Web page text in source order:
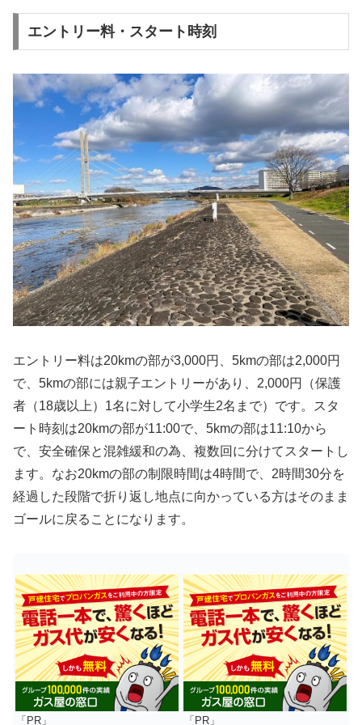
エントリー料・スタート時刻
エントリー料は20kmの部が3,000円、5kmの部は2,000円
で、5kmの部には親子エントリーがあり、2,000円（保護
者（18歳以上）1名に対して小学生2名まで）です。スタ
ート時刻は20kmの部が11:00で、5kmの部は11:10から
で、安全確保と混雑緩和の為、複数回に分けてスタートし
ます。なお20kmの部の制限時間は4時間で、2時間30分を
経過した段階で折り返し地点に向かっている方はそのまま
ゴールに戻ることになります。
「PR」 「PR」